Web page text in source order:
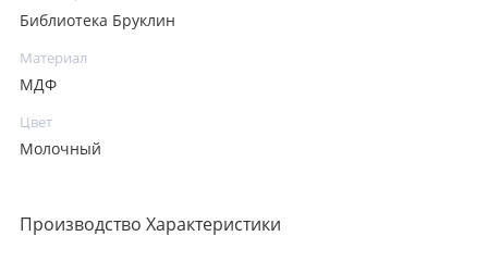
Библиотека Бруклин
Материал
МДФ
Цвет
Молочный
Производство Характеристики